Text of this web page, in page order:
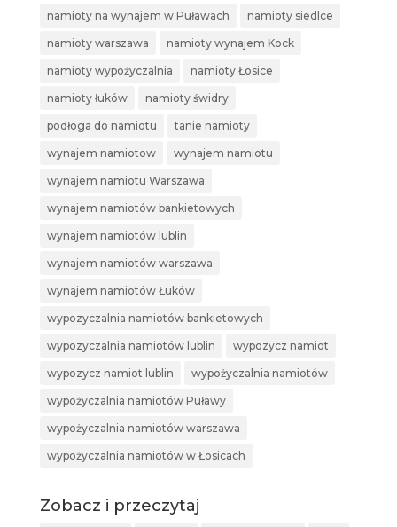
namioty na wynajem w Puławach namioty siedlce
namioty warszawa namioty wynajem Kock
namioty wypożyczalnia namioty Łosice
namioty łuków namioty świdry
podłoga do namiotu tanie namioty
wynajem namiotow wynajem namiotu
wynajem namiotu Warszawa
wynajem namiotów bankietowych
wynajem namiotów lublin
wynajem namiotów warszawa
wynajem namiotów Łuków
wypozyczalnia namiotów bankietowych
wypozyczalnia namiotów lublin wypozycz namiot
wypozycz namiot lublin wypożyczalnia namiotów
wypożyczalnia namiotów Puławy
wypożyczalnia namiotów warszawa
wypożyczalnia namiotów w Łosicach
Zobacz i przeczytaj